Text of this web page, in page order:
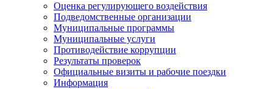
Оценка регулирующего воздействия
Подведомственные организации
Муниципальные программы
Муниципальные услуги
Противодействие коррупции
Результаты проверок
Официальные визиты и рабочие поездки
Информация